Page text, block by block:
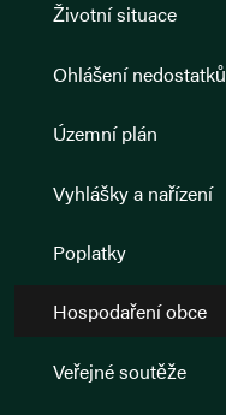
Životní situace
Ohlášení nedostatků
Územní plán
Vyhlášky a nařízení
Poplatky
Hospodaření obce
Veřejné soutěže